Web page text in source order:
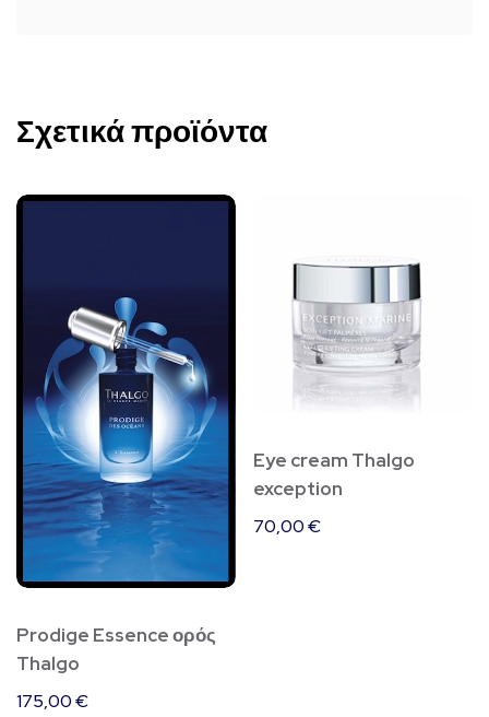
Σχετικά προϊόντα
Prodige Essence ορός
Thalgo
175,00€
Eye cream Thalgo
exception
70,00€